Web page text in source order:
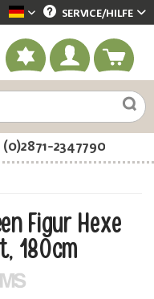
Dekotopia deutsch
SERVICE/HILFE
(0)2871-2347790
Figur Hexe
180cm